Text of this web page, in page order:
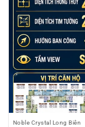
Noble Crystal Long Biên